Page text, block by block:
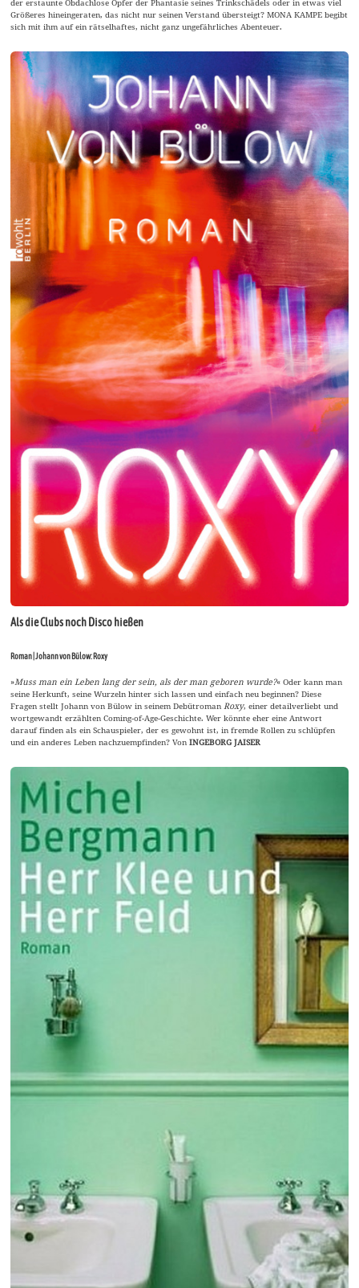
der erstaunte Obdachlose Opfer der Phantasie seines Trinkschädels oder in etwas viel
Größeres hineingeraten, das nicht nur seinen Verstand übersteigt? MONA KAMPE begibt
sich mit ihm auf ein rätselhaftes, nicht ganz ungefährliches Abenteuer.
Als die Clubs noch Disco hießen
Roman | Johann von Bülow: Roxy
»Muss man ein Leben lang der sein, als der man geboren wurde?« Oder kann man
seine Herkunft, seine Wurzeln hinter sich lassen und einfach neu beginnen? Diese
Fragen stellt Johann von Bülow in seinem Debütroman Roxy, einer detailverliebt und
wortgewandt erzählten Coming-of-Age-Geschichte. Wer könnte eher eine Antwort
darauf finden als ein Schauspieler, der es gewohnt ist, in fremde Rollen zu schlüpfen
und ein anderes Leben nachzuempfinden? VonINGEBORG JAISER